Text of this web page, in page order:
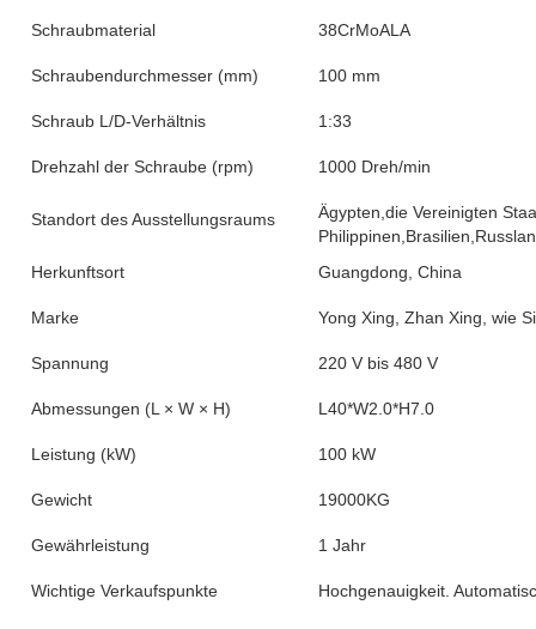
Schraubmaterial 38CrMoALA
Schraubendurchmesser (mm) 100 mm
Schraub L/D-Verhältnis 1:33
Drehzahl der Schraube (rpm) 1000 Dreh/min
Standort des Ausstellungsraums
Ägypten,die Vereinigten
Herkunftsort
Guangdong, China
Marke Yong Xing, Zhan Xing, wie
Spannung 220 V bis 480 V
Abmessungen (L × W × H) L40*W2.0*H7.0
Leistung (kW) 100 kW
Gewicht 19000KG
Gewährleistung 1 Jahr
Wichtige Verkaufspunkte Hochgenauigkeit.